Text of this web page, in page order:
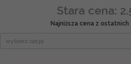
Stara cena:
Najniższa cena z ostatnich